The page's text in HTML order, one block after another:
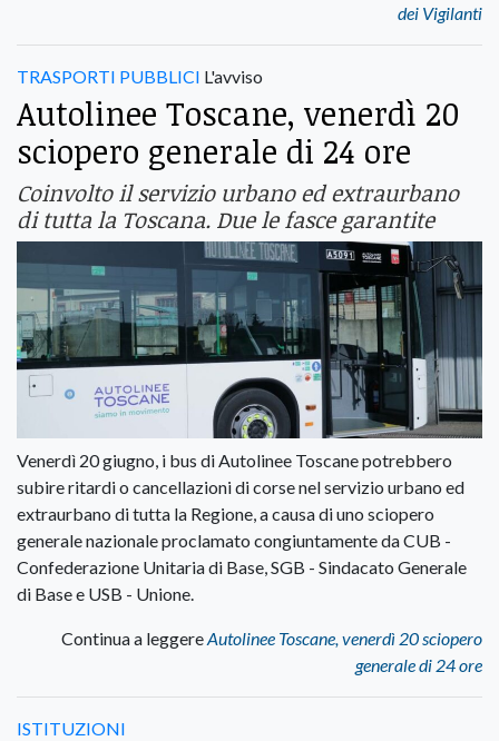
dei Vigilanti
TRASPORTI PUBBLICI L'avviso
Autolinee Toscane, venerdì 20
sciopero generale di 24 ore
Coinvolto il servizio urbano ed extraurbano
di tutta la Toscana. Due le fasce garantite
Venerdì 20 giugno, i bus di Autolinee Toscane potrebbero
subire ritardi o cancellazioni di corse nel servizio urbano ed
extraurbano di tutta la Regione, a causa di uno sciopero
generale nazionale proclamato congiuntamente da CUB -
Confederazione Unitaria di Base, SGB - Sindacato Generale
di Base e USB - Unione.
Continua a leggereAutolinee Toscane, venerdì 20 sciopero
generale di 24 ore
ISTITUZIONI